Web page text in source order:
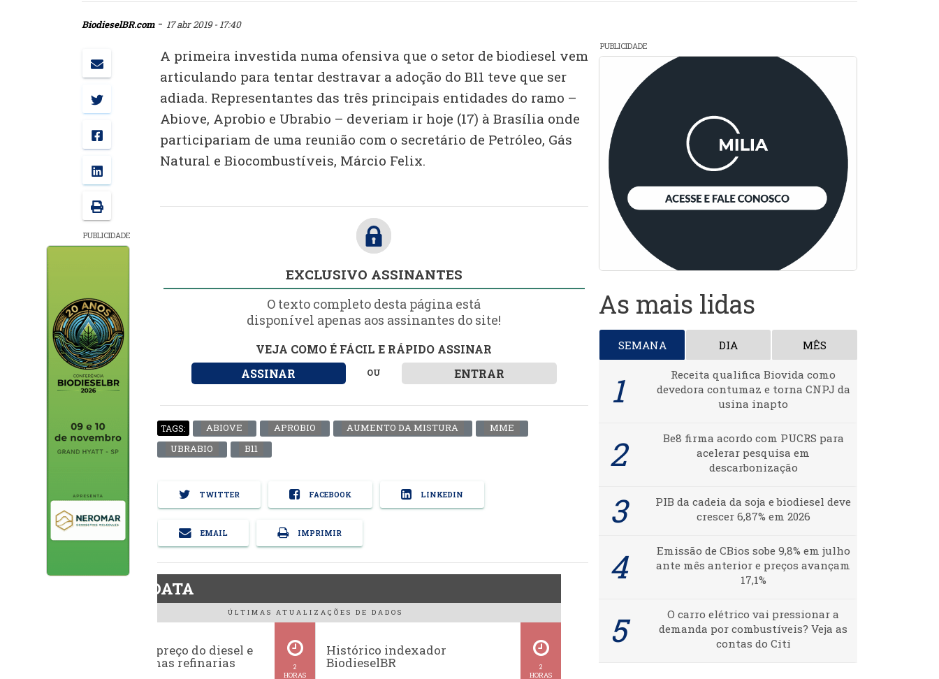
BiodieselBR.com- 17 abr 2019 - 17:40
PUBLICIDADE
A primeira investida numa ofensiva que o setor de biodiesel vem
articulando para tentar destravar a adoção do B11 teve que ser
adiada. Representantes das três principais entidades do ramo –
Abiove, Aprobio e Ubrabio – deveriam ir hoje (17) à Brasília onde
participariam de uma reunião com o secretário de Petróleo, Gás
Natural e Biocombustíveis, Márcio Felix.
EXCLUSIVO ASSINANTES
O texto completo desta página está
disponível apenas aos assinantes do site!
VEJA COMO É FÁCIL E RÁPIDO ASSINAR
ASSINAR
OU ENTRAR
TAGS: ABIOVE APROBIO AUMENTO DA MISTURA
MME
UBRABIO
B11
TWITTER FACEBOOK LINKEDIN
EMAIL IMPRIMIR
BiodieselDATA
ÚLTIMAS ATUALIZAÇÕES DE DADOS
Evolução do preço do diesel e
da gasolina nas refinarias
2
HORAS
Histórico indexador
BiodieselBR
2
HORAS
PUBLICIDADE
As mais lidas
SEMANA DIA MÊS
Receita qualifica Biovida como
devedora contumaz e torna CNPJ da
usina inapto
Be8 firma acordo com PUCRS para
acelerar pesquisa em
descarbonização
PIB da cadeia da soja e biodiesel deve
crescer 6,87% em 2026
Emissão de CBios sobe 9,8% em julho
ante mês anterior e preços avançam
17,1%
O carro elétrico vai pressionar a
demanda por combustíveis? Veja as
contas do Citi